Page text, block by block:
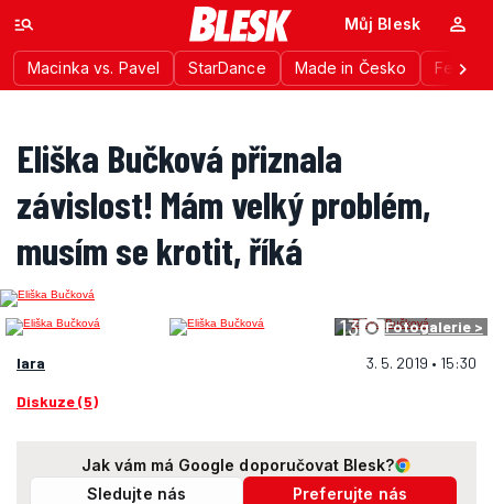
Macinka vs. Pavel StarDance Made in Česko
Můj Blesk
Eliška Bučková přiznala
závislost! Mám velký problém,
musím se krotit, říká
13
Fotogalerie >
lara
3. 5. 2019 • 15:30
Diskuze (5)
Jak vám má Google doporučovat Blesk?
Sledujte nás
Preferujte nás